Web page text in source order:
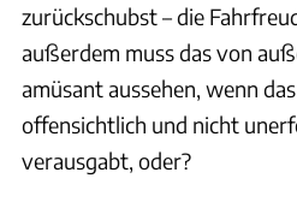
zurückschubst – die
außerdem muss das von
amüsant aussehen, wenn
offensichtlich und nicht
verausgabt, oder?